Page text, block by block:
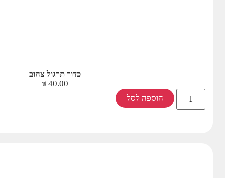
כדור תרגול צהוב
40.00
₪
הוספה לסל